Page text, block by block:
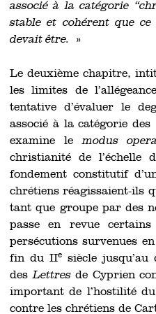
associé à la catégorie
stable et cohérent que
devait être.
»
Le deuxième chapitre,
les limites de
tentative d’évaluer le
associé à la catégorie
examine lemodus
christianité de l’échelle
fondement constitutif
chrétiens réagissaient-ils
tant que groupe par des
passe en revue
persécutions survenues
fin du IIe siècle
desLettresde Cyprien
important de l’hostilité
contre les chrétiens de